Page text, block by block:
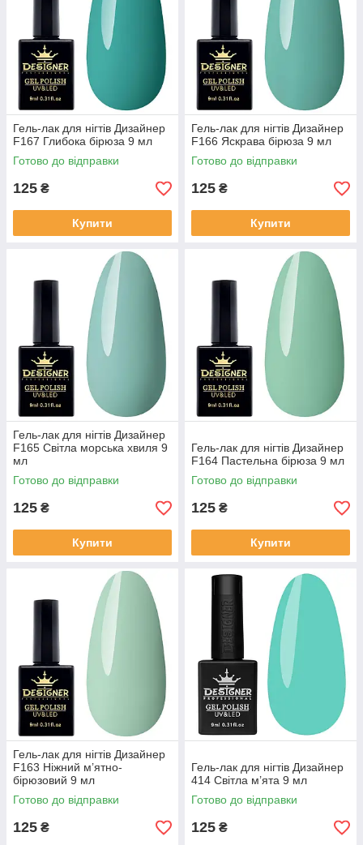
Гель-лак для нігтів Дизайнер
F167 Глибока бірюза 9 мл
Готово до відправки
125 ₴
Купити
Гель-лак для нігтів Дизайнер
F166 Яскрава бірюза 9 мл
Готово до відправки
125 ₴
Купити
Гель-лак для нігтів Дизайнер
F165 Світла морська хвиля 9
мл
Готово до відправки
125 ₴
Купити
Гель-лак для нігтів Дизайнер
F164 Пастельна бірюза 9 мл
Готово до відправки
125 ₴
Купити
Гель-лак для нігтів Дизайнер
F163 Ніжний м’ятно-
бірюзовий 9 мл
Готово до відправки
125 ₴
Гель-лак для нігтів Дизайнер
414 Світла м’ята 9 мл
Готово до відправки
125 ₴